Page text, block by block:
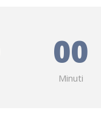
00
Minuti